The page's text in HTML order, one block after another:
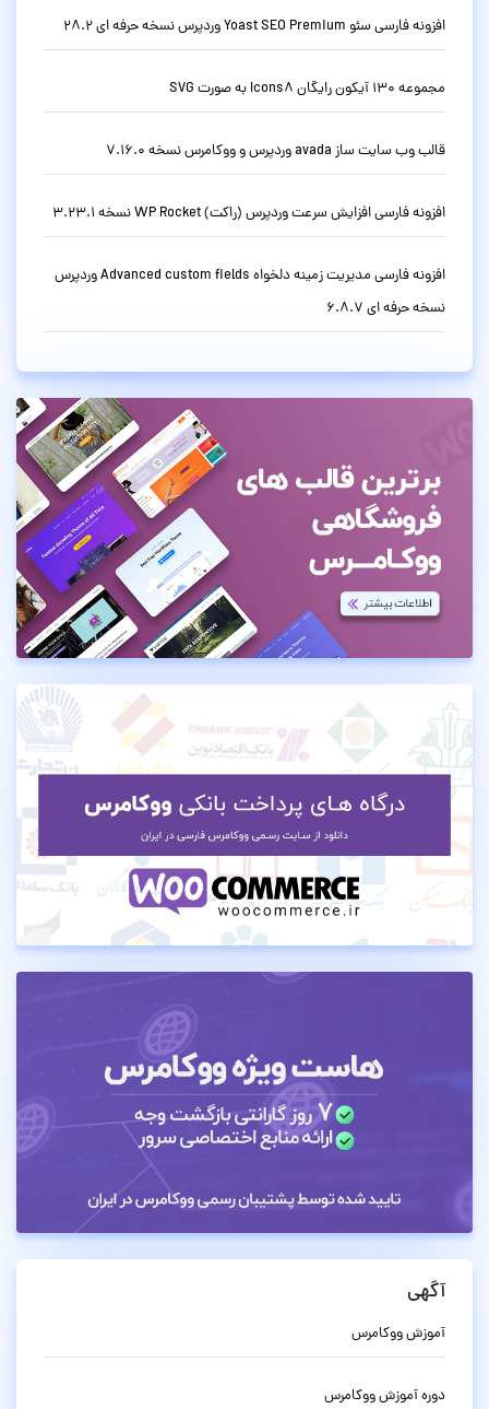
افزونه فارسی سئو Yoast SEO Premium وردپرس نسخه حرفه ای 28.2
مجموعه 130 آیکون رایگان Icons8 به صورت SVG
قالب وب سایت ساز avada وردپرس و ووکامرس نسخه 7.16.0
افزونه فارسی افزایش سرعت وردپرس (راکت) WP Rocket نسخه 3.23.1
افزونه فارسی مدیریت زمینه دلخواه Advanced custom fields وردپرس
نسخه حرفه ای 6.8.7
آگهی
آموزش ووکامرس
دوره آموزش ووکامرس